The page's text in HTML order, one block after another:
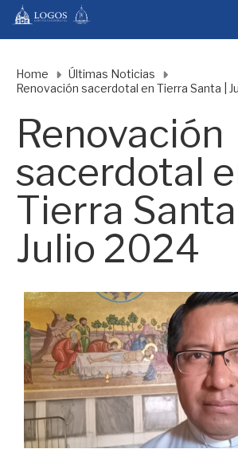
Home
Últimas Noticias
Renovación sacerdotal en Tierra Santa |
Renovación
sacerdotal
Tierra Santa |
Julio 2024